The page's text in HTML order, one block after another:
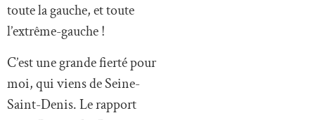
toute la gauche, et toute
l’extrême-gauche !
C’est une grande fierté pour
moi, qui viens de Seine-
Saint-Denis. Le rapport